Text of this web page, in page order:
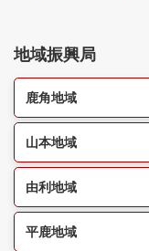
地域振興局
鹿角地域
山本地域
由利地域
平鹿地域